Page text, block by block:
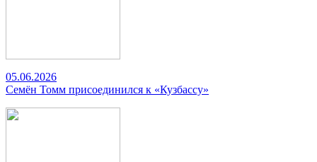
05.06.2026
Семён Томм присоединился к «Кузбассу»